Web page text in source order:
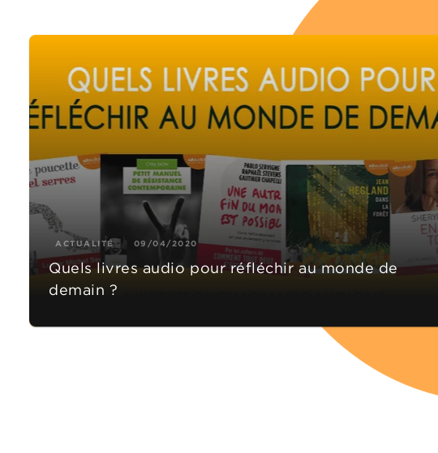
ACTUALITÉ 09/04/2020
Quels livres audio pour réfléchir au monde de
demain ?